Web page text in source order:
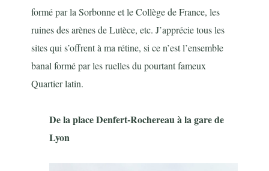
formé par la Sorbonne et le Collège de France, les
ruines des arènes de Lutèce, etc. J’apprécie tous les
sites qui s’offrent à ma rétine, si ce n’est l’ensemble
banal formé par les ruelles du pourtant fameux
Quartier latin.
De la place Denfert-Rochereau à la gare de
Lyon